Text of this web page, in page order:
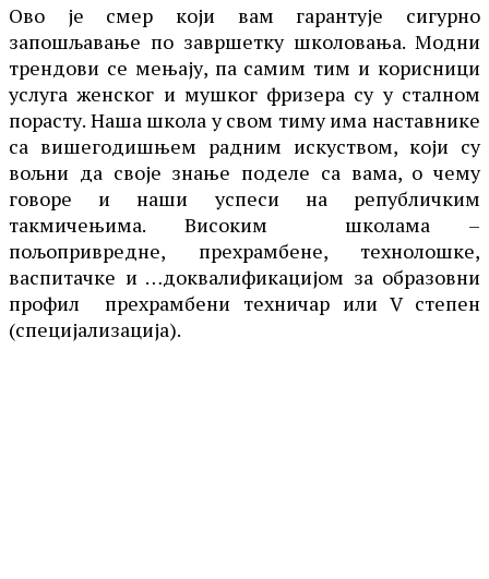
Ово је смер који вам гарантује сигурно
запошљавање по завршетку школовања. Модни
трендови се мењају, па самим тим и корисници
услуга женског и мушког фризера су у сталном
порасту. Наша школа у свом тиму има наставнике
са вишегодишњем радним искуством, који су
вољни да своје знање поделе са вама, о чему
говоре и наши успеси на републичким
такмичењима. Високим школама –
пољопривредне, прехрамбене, технолошке,
васпитачке и …доквалификацијом за образовни
профил прехрамбени техничар или V степен
(специјализација).